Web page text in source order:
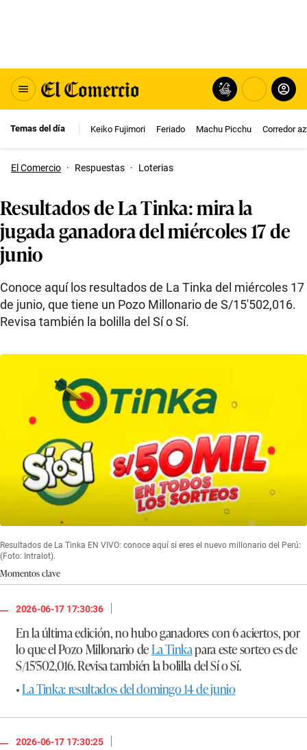
Temas del día Keiko Fujimori Feriado Machu Picchu Corredor
El Comercio · Respuestas · Loterias
Resultados de La Tinka: mira la
jugada ganadora del miércoles 17 de
junio
Conoce aquí los resultados de La Tinka del miércoles 17
de junio, que tiene un Pozo Millonario de S/15′502,016.
Revisa también la bolilla del Sí o Sí.
Resultados de La Tinka EN VIVO: conoce aquí si eres el nuevo millonario del Perú:
(Foto: Intralot).
Momentos clave
2026-06-17 17:30:36
|
En la última edición, no hubo ganadores con 6 aciertos, por
lo que el Pozo Millonario deLa Tinkapara este sorteo es de
S/15′502,016. Revisa también la bolilla del Sí o Sí.
•La Tinka: resultados del domingo 14 de junio
2026-06-17 17:30:25
|